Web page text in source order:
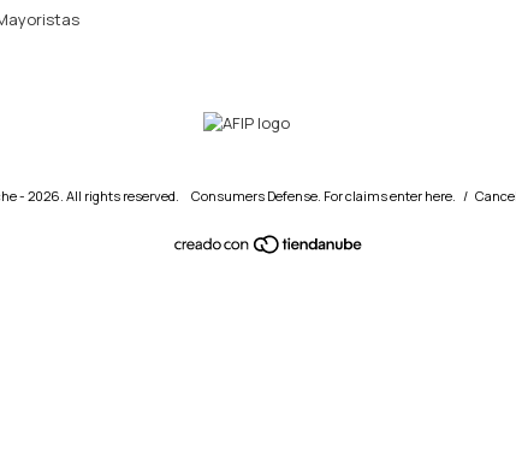
- 2026. All rights reserved. Consumers Defense. For claimsenter here. /